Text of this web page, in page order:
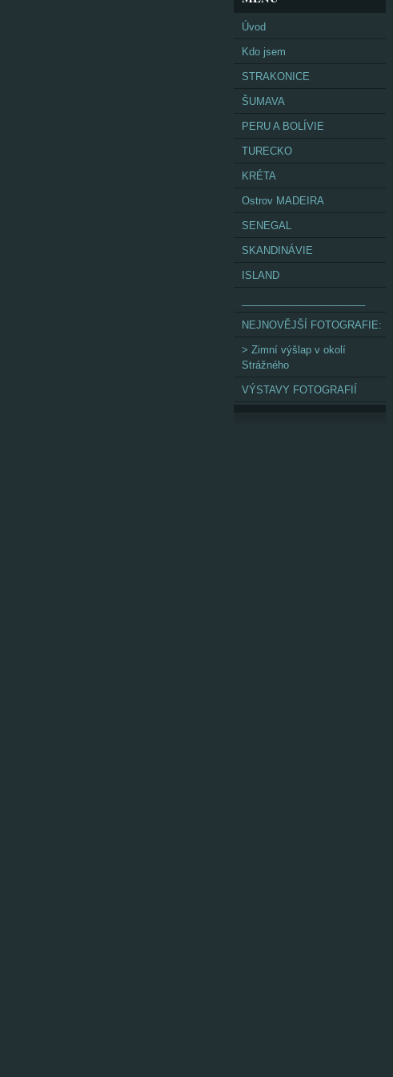
Úvod
Kdo jsem
STRAKONICE
ŠUMAVA
PERU A BOLÍVIE
TURECKO
KRÉTA
Ostrov MADEIRA
SENEGAL
SKANDINÁVIE
ISLAND
NEJNOVĚJŠÍ FOTOGRAFIE:
> Zimní výšlap v okolí
Strážného
VÝSTAVY FOTOGRAFIÍ